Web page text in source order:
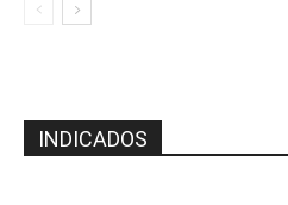
INDICADOS